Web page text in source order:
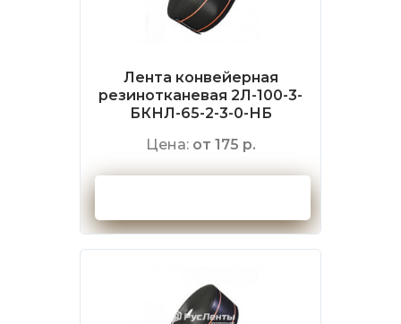
Лента конвейерная
резинотканевая 2Л-100-3-
БКНЛ-65-2-3-0-НБ
Цена: от 175 р.